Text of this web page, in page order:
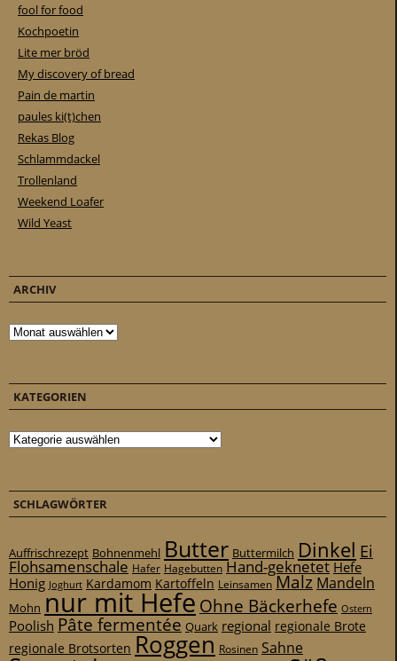
fool for food
Kochpoetin
Lite mer bröd
My discovery of bread
Pain de martin
paules ki(t)chen
Rekas Blog
Schlammdackel
Trollenland
Weekend Loafer
Wild Yeast
ARCHIV
Archiv
KATEGORIEN
Kategorien
SCHLAGWÖRTER
Auffrischrezept Bohnenmehl Butter Buttermilch Dinkel Ei
Flohsamenschale Hafer Hagebutten Hand-geknetet Hefe
Honig Joghurt Kardamom Kartoffeln Leinsamen Malz Mandeln
Mohn nur mit Hefe Ohne Bäckerhefe Ostern
Poolish Pâte fermentée Quark regional regionale Brote
regionale Brotsorten Roggen Rosinen Sahne